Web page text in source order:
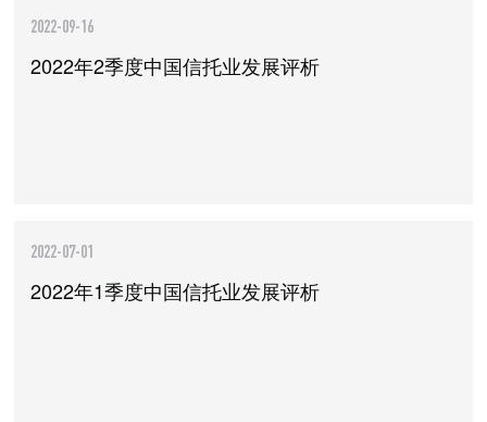
2022-09-16
2022年2季度中国信托业发展评析
2022-07-01
2022年1季度中国信托业发展评析